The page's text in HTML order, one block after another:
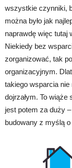
wszystkie czynniki,
można było jak
naprawdę więc tutaj
Niekiedy bez
zorganizować, tak
organizacyjnym.
takiego wsparcia
dojrzałym. To
jest potem za duży
budowany z myślą